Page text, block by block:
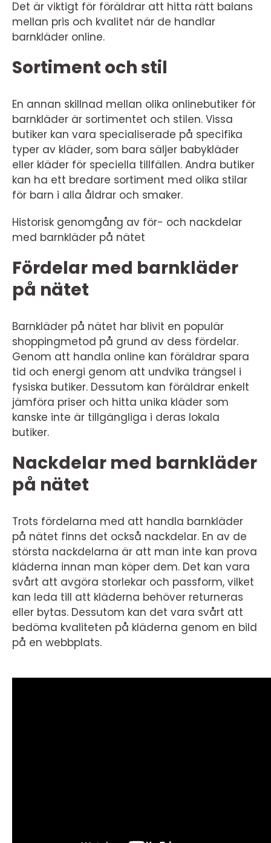
Det är viktigt för föräldrar att hitta rätt balans
mellan pris och kvalitet när de handlar
barnkläder online.
Sortiment och stil
En annan skillnad mellan olika onlinebutiker för
barnkläder är sortimentet och stilen. Vissa
butiker kan vara specialiserade på specifika
typer av kläder, som bara säljer babykläder
eller kläder för speciella tillfällen. Andra butiker
kan ha ett bredare sortiment med olika stilar
för barn i alla åldrar och smaker.
Historisk genomgång av för- och nackdelar
med barnkläder på nätet
Fördelar med barnkläder
på nätet
Barnkläder på nätet har blivit en populär
shoppingmetod på grund av dess fördelar.
Genom att handla online kan föräldrar spara
tid och energi genom att undvika trängsel i
fysiska butiker. Dessutom kan föräldrar enkelt
jämföra priser och hitta unika kläder som
kanske inte är tillgängliga i deras lokala
butiker.
Nackdelar med barnkläder
på nätet
Trots fördelarna med att handla barnkläder
på nätet finns det också nackdelar. En av de
största nackdelarna är att man inte kan prova
kläderna innan man köper dem. Det kan vara
svårt att avgöra storlekar och passform, vilket
kan leda till att kläderna behöver returneras
eller bytas. Dessutom kan det vara svårt att
bedöma kvaliteten på kläderna genom en bild
på en webbplats.